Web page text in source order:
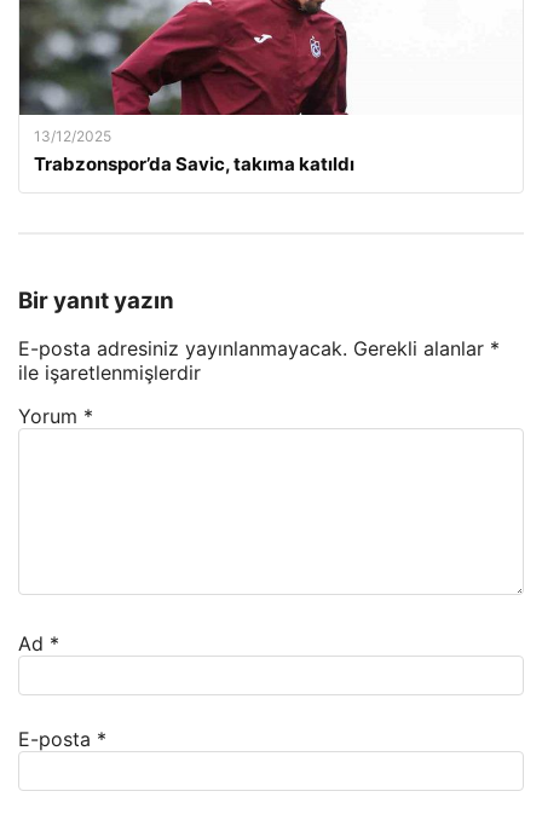
13/12/2025
Trabzonspor’da Savic, takıma katıldı
Bir yanıt yazın
E-posta adresiniz yayınlanmayacak. Gerekli alanlar *
ile işaretlenmişlerdir
Yorum *
Ad *
E-posta *